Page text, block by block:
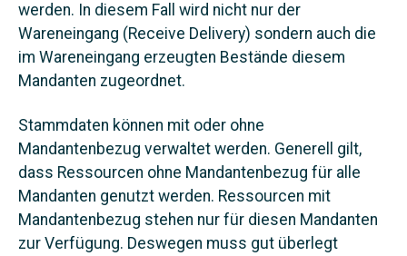
werden. In diesem Fall wird nicht nur der
Wareneingang (Receive Delivery) sondern auch die
im Wareneingang erzeugten Bestände diesem
Mandanten zugeordnet.
Stammdaten können mit oder ohne
Mandantenbezug verwaltet werden. Generell gilt,
dass Ressourcen ohne Mandantenbezug für alle
Mandanten genutzt werden. Ressourcen mit
Mandantenbezug stehen nur für diesen Mandanten
zur Verfügung. Deswegen muss gut überlegt